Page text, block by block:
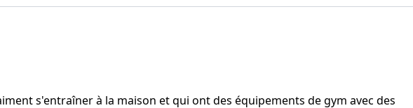
s'entraîner à la maison et qui ont des équipements de gym avec des